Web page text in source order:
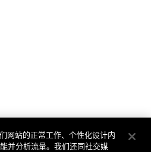
网站的正常工作、个性化设计内
并分析流量。我们还同社交媒